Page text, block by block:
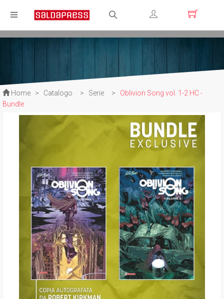
Registrati
Home > Catalogo > Serie >
Oblivion Song vol. 1-2 HC -
Bundle